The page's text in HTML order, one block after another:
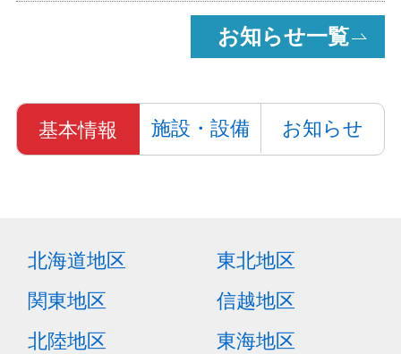
お知らせ一覧
基本情報 施設・設備 お知らせ
北海道地区
東北地区
関東地区
信越地区
北陸地区
東海地区